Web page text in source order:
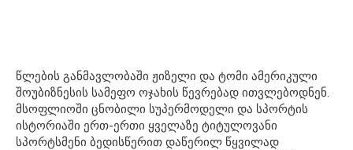
წლების განმავლობაში ჟიზელი და ტომი ამერიკული
შოუბიზნესის სამეფო ოჯახის წევრებად ითვლებოდნენ.
მსოფლიოში ცნობილი სუპერმოდელი და სპორტის
ისტორიაში ერთ-ერთი ყველაზე ტიტულოვანი
სპორტსმენი ბედისწერით დაწერილ წყვილად